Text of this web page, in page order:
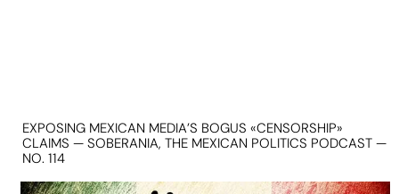
EXPOSING MEXICAN MEDIA’S BOGUS «CENSORSHIP»
CLAIMS — SOBERANIA, THE MEXICAN POLITICS PODCAST —
NO. 114